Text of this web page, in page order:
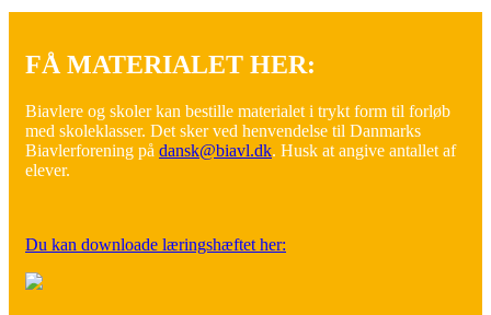
FÅ MATERIALET HER:
Biavlere og skoler kan bestille materialet i trykt form til forløb
med skoleklasser. Det sker ved henvendelse til Danmarks
Biavlerforening på dansk@biavl.dk. Husk at angive antallet af
elever.
Du kan downloade læringshæftet her: